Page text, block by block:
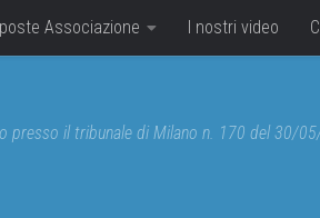
Associazione I nostri video
presso il tribunale di Milano n. 170 del 30/